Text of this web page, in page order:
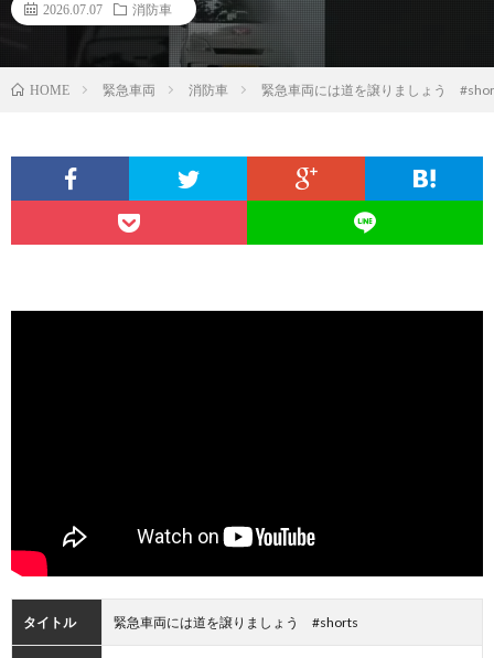
2026.07.07 消防車
HOME 緊急車両 消防車 緊急車両には道を譲りましょう
タイトル 緊急車両には道を譲りましょう #shorts